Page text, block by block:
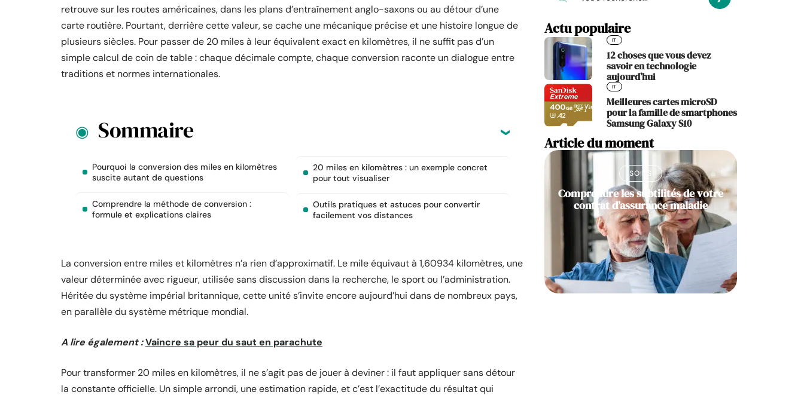
retrouve sur les routes américaines, dans les plans d’entraînement anglo-saxons ou au détour d’une
carte routière. Pourtant, derrière cette valeur, se cache une mécanique précise et une histoire longue de
plusieurs siècles. Pour passer de 20 miles à leur équivalent exact en kilomètres, il ne suffit pas d’un
simple calcul de coin de table : chaque décimale compte, chaque conversion raconte un dialogue entre
traditions et normes internationales.
Sommaire
Pourquoi la conversion des miles en kilomètres
suscite autant de questions
Comprendre la méthode de conversion :
formule et explications claires
20 miles en kilomètres : un exemple concret
pour tout visualiser
Outils pratiques et astuces pour convertir
facilement vos distances
La conversion entre miles et kilomètres n’a rien d’approximatif. Le mile équivaut à 1,60934 kilomètres, une
valeur déterminée avec rigueur, utilisée sans discussion dans la recherche, le sport ou l’administration.
Héritée du système impérial britannique, cette unité s’invite encore aujourd’hui dans de nombreux pays,
en parallèle du système métrique mondial.
A lire également :Vaincre sa peur du saut en parachute
Pour transformer 20 miles en kilomètres, il ne s’agit pas de jouer à deviner : il faut appliquer sans détour
la constante officielle. Un simple arrondi, une estimation rapide, et c’est l’exactitude du résultat qui
Actu populaire
IT
12 choses que vous devez
savoir en technologie
aujourd’hui
IT
Meilleures cartes microSD
pour la famille de smartphones
Samsung Galaxy S10
Article du moment
SOINS
Comprendre les subtilités de votre
contrat d’assurance maladie